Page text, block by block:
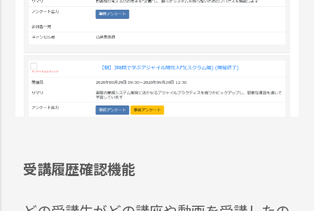
受講履歴確認機能